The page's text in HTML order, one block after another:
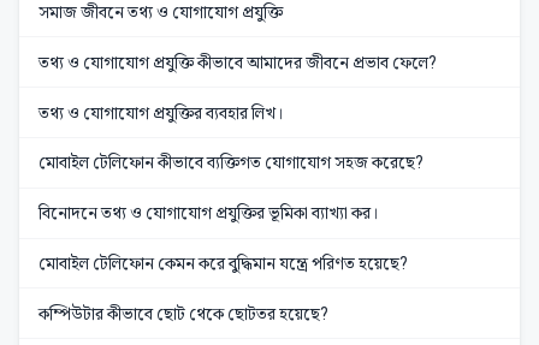
সমাজ জীবনে তথ্য ও যোগাযোগ প্রযুক্তি
তথ্য ও যোগাযোগ প্রযুক্তি কীভাবে আমাদের জীবনে প্রভাব ফেলে?
তথ্য ও যোগাযোগ প্রযুক্তির ব্যবহার লিখ।
মোবাইল টেলিফোন কীভাবে ব্যক্তিগত যোগাযোগ সহজ করেছে?
বিনোদনে তথ্য ও যোগাযোগ প্রযুক্তির ভূমিকা ব্যাখ্যা কর।
মোবাইল টেলিফোন কেমন করে বুদ্ধিমান যন্ত্রে পরিণত হয়েছে?
কম্পিউটার কীভাবে ছোট থেকে ছোটতর হয়েছে?